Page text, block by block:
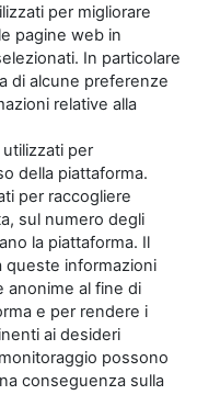
per migliorare
pagine web in
In particolare
di alcune preferenze
relative alla
per
della piattaforma.
per raccogliere
sul numero degli
la piattaforma. Il
queste informazioni
anonime al fine di
e per rendere i
ai desideri
possono
conseguenza sulla